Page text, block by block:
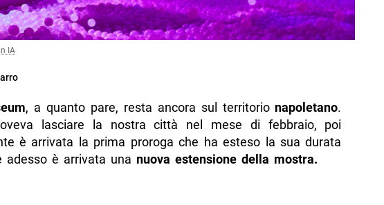
IA
, a quanto pare, resta ancora sul territorio napoletano.
lasciare la nostra città nel mese di febbraio, poi
è arrivata la prima proroga che ha esteso la sua durata
adesso è arrivata una nuova estensione della mostra.